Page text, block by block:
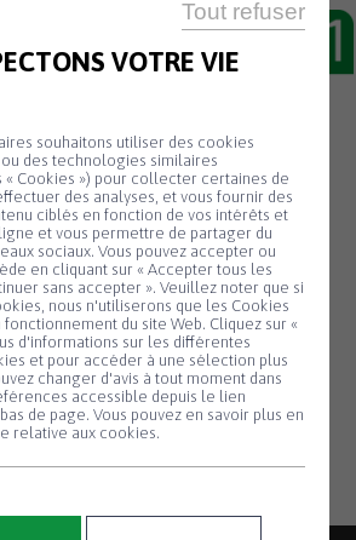
Panneau de gestion des cookies
VOTRE VIE
souhaitons utiliser des cookies
des technologies similaires
Cookies ») pour collecter certaines de
des analyses, et vous fournir des
ciblés en fonction de vos intérêts et
et vous permettre de partager du
sociaux. Vous pouvez accepter ou
en cliquant sur « Accepter tous les
sans accepter ». Veuillez noter que si
nous n'utiliserons que les Cookies
du site Web. Cliquez sur «
d'informations sur les différentes
et pour accéder à une sélection plus
changer d'avis à tout moment dans
accessible depuis le lien
de page. Vous pouvez en savoir plus en
relative aux cookies.
Tout refuser
Maire, et le Conseil
Loc-Éguiner, vous
VŒUX pour l’année 2023
Maerez, ha kuzul-kêr
Logeginer, a ginnig deoc’ho
ar bloavezh 2023